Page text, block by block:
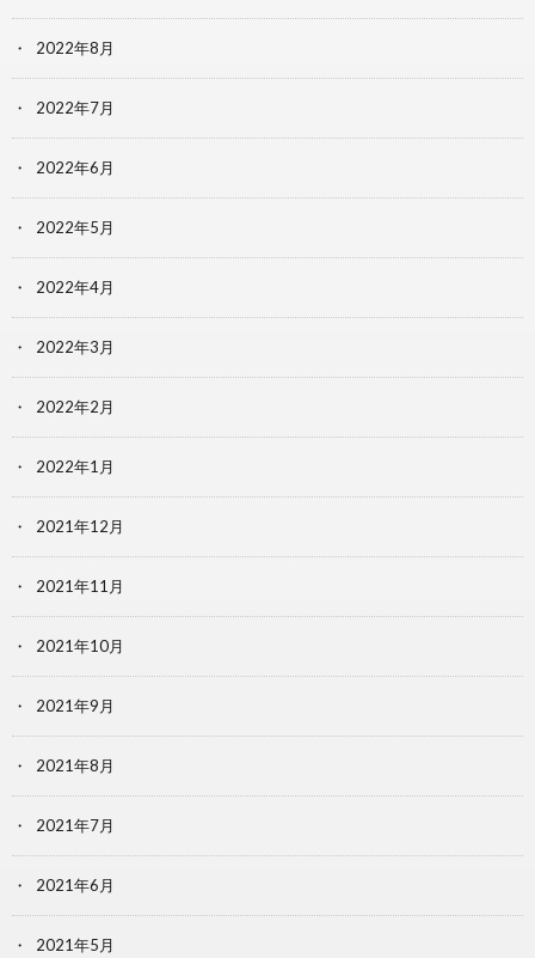
2022年8月
2022年7月
2022年6月
2022年5月
2022年4月
2022年3月
2022年2月
2022年1月
2021年12月
2021年11月
2021年10月
2021年9月
2021年8月
2021年7月
2021年6月
2021年5月